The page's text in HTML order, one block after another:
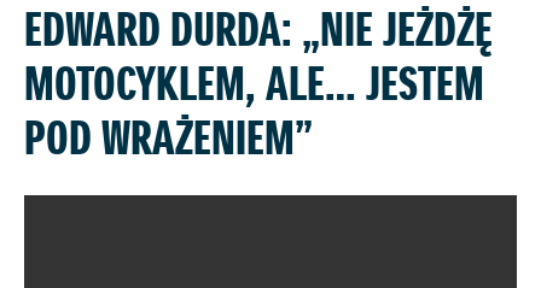
EDWARD DURDA: „NIE JEŻDŻĘ
MOTOCYKLEM, ALE… JESTEM
POD WRAŻENIEM”